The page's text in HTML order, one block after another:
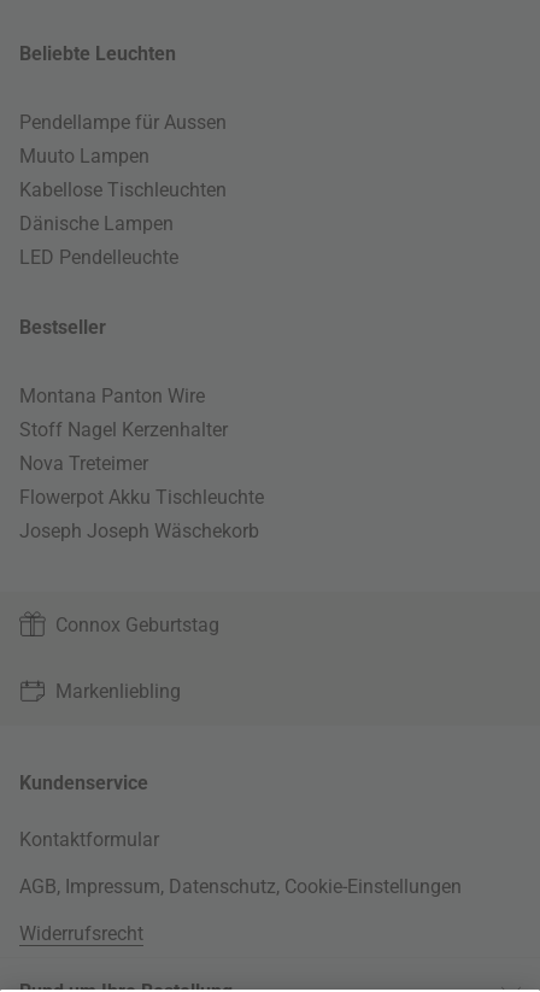
Beliebte Leuchten
Pendellampe für Aussen
Muuto Lampen
Kabellose Tischleuchten
Dänische Lampen
LED Pendelleuchte
Bestseller
Montana Panton Wire
Stoff Nagel Kerzenhalter
Nova Treteimer
Flowerpot Akku Tischleuchte
Joseph Joseph Wäschekorb
Connox Geburtstag
Markenliebling
Kundenservice
Kontaktformular
AGB, Impressum, Datenschutz, Cookie-Einstellungen
Widerrufsrecht